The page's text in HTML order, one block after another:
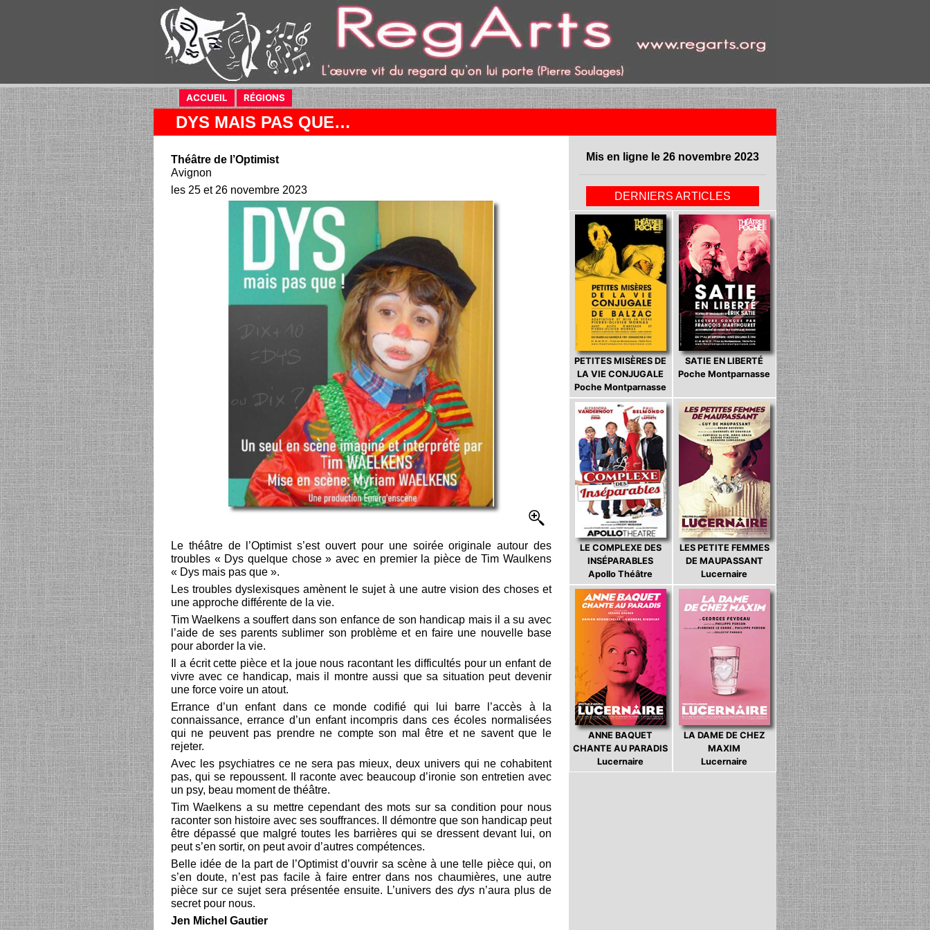
ACCUEIL RÉGIONS
DYS MAIS PAS QUE…
Théâtre de l’Optimist
Avignon
les 25 et 26 novembre 2023
Le théâtre de l’Optimist s’est ouvert pour une soirée originale autour des
troubles « Dys quelque chose » avec en premier la pièce de Tim Waulkens
« Dys mais pas que ».
Les troubles dyslexisques amènent le sujet à une autre vision des choses et
une approche différente de la vie.
Tim Waelkens a souffert dans son enfance de son handicap mais il a su avec
l’aide de ses parents sublimer son problème et en faire une nouvelle base
pour aborder la vie.
Il a écrit cette pièce et la joue nous racontant les difficultés pour un enfant de
vivre avec ce handicap, mais il montre aussi que sa situation peut devenir
une force voire un atout.
Errance d’un enfant dans ce monde codifié qui lui barre l’accès à la
connaissance, errance d’un enfant incompris dans ces écoles normalisées
qui ne peuvent pas prendre ne compte son mal être et ne savent que le
rejeter.
Avec les psychiatres ce ne sera pas mieux, deux univers qui ne cohabitent
pas, qui se repoussent. Il raconte avec beaucoup d’ironie son entretien avec
un psy, beau moment de théâtre.
Tim Waelkens a su mettre cependant des mots sur sa condition pour nous
raconter son histoire avec ses souffrances. Il démontre que son handicap peut
être dépassé que malgré toutes les barrières qui se dressent devant lui, on
peut s’en sortir, on peut avoir d’autres compétences.
Belle idée de la part de l’Optimist d’ouvrir sa scène à une telle pièce qui, on
s’en doute, n’est pas facile à faire entrer dans nos chaumières, une autre
pièce sur ce sujet sera présentée ensuite. L’univers des dys n’aura plus de
secret pour nous.
Jen Michel Gautier
Mis en ligne le 26 novembre 2023
DERNIERS ARTICLES
PETITES MISÈRES DE
LA VIE CONJUGALE
Poche Montparnasse
SATIE EN LIBERTÉ
Poche Montparnasse
LE COMPLEXE DES
INSÉPARABLES
Apollo Théâtre
LES PETITE FEMMES
DE MAUPASSANT
Lucernaire
ANNE BAQUET
CHANTE AU PARADIS
Lucernaire
LA DAME DE CHEZ
MAXIM
Lucernaire